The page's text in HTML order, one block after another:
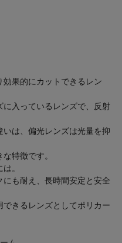
果的にカットできるレン
入っているレンズで、反射
は、偏光レンズは光量を抑
特徴です。
。
も耐え、長時間安定と安全
きるレンズとしてポリカー